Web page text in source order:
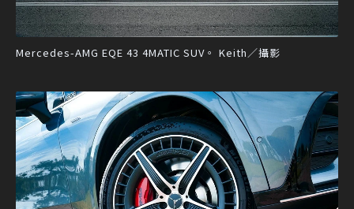
Mercedes-AMG EQE 43 4MATIC SUV。 Keith／攝影